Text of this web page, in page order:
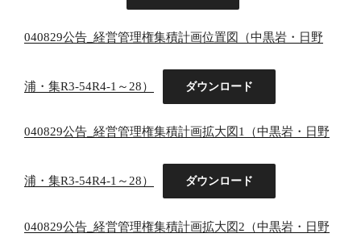
040829公告_経営管理権集積計画位置図（中黒岩・日野
浦・集R3-54R4-1～28） ダウンロード
040829公告_経営管理権集積計画拡大図1（中黒岩・日野
浦・集R3-54R4-1～28） ダウンロード
040829公告_経営管理権集積計画拡大図2（中黒岩・日野